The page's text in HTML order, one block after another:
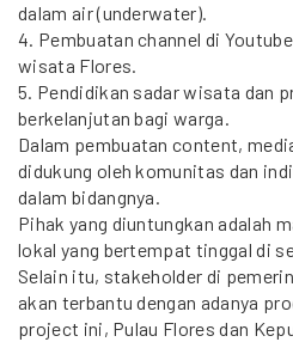
dalam air (underwater).
4. Pembuatan channel di
wisata Flores.
5. Pendidikan sadar wisata dan
berkelanjutan bagi warga.
Dalam pembuatan content,
didukung oleh komunitas dan
dalam bidangnya.
Pihak yang diuntungkan adalah
lokal yang bertempat tinggal di
Selain itu, stakeholder di
akan terbantu dengan adanya
project ini, Pulau Flores dan